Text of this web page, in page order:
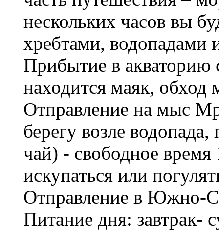
нескольких часов вы
хребтами, водопадами
Прибытие в акваторию
находится маяк, обход
Отправление на мыс
берегу возле
чай) - свободное
искупаться или
Отправление в Южно-
Питание дня: завтрак-